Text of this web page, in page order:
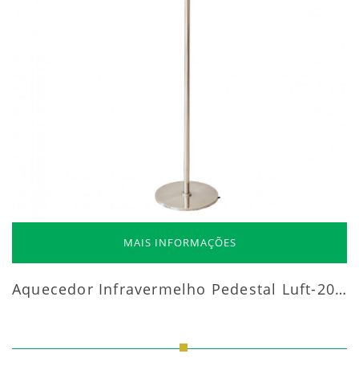
MAIS INFORMAÇÕES
Aquecedor Infravermelho Pedestal Luft-20000